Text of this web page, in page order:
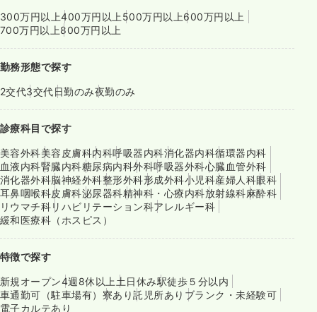
300万円以上400万円以上 500万円以上600万円以上
700万円以上800万円以上
勤務形態で探す
2交代3交代日勤のみ夜勤のみ
診療科目で探す
美容外科美容皮膚科内科呼吸器内科消化器内科循環器内科
血液内科腎臓内科糖尿病内科外科呼吸器外科心臓血管外科
消化器外科脳神経外科整形外科形成外科小児科産婦人科眼科
耳鼻咽喉科皮膚科泌尿器科精神科・心療内科放射線科麻酔科
リウマチ科リハビリテーション科アレルギー科
緩和医療科（ホスピス）
特徴で探す
新規オープン4週8休以上 土日休み駅徒歩５分以内
車通勤可（駐車場有） 寮あり託児所あり ブランク・未経験可
電子カルテあり